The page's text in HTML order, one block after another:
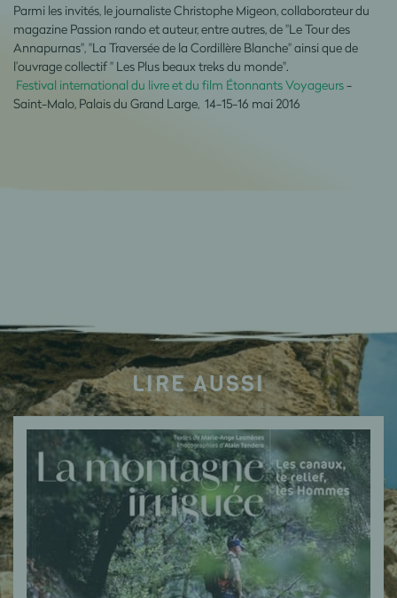
Parmi les invités, le journaliste Christophe Migeon, collaborateur du
magazine Passion rando et auteur, entre autres, de "Le Tour des
Annapurnas", "La Traversée de la Cordillère Blanche" ainsi que de
l’ouvrage collectif " Les Plus beaux treks du monde".
Festival international du livre et du film Étonnants Voyageurs-
Saint-Malo, Palais du Grand Large, 14-15-16 mai 2016
LIRE AUSSI